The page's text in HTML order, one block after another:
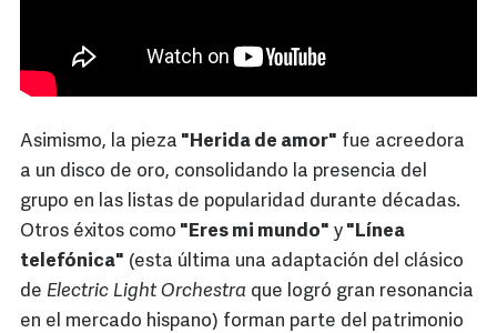
Asimismo, la pieza "Herida de amor" fue acreedora
a un disco de oro, consolidando la presencia del
grupo en las listas de popularidad durante décadas.
Otros éxitos como "Eres mi mundo" y "Línea
telefónica" (esta última una adaptación del clásico
de Electric Light Orchestra que logró gran resonancia
en el mercado hispano) forman parte del patrimonio